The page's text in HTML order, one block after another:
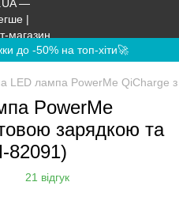
до -50% на топ-хіти🚀
LED лампа PowerMe QiCharge
PowerMe
зарядкою та
82091)
21 відгук